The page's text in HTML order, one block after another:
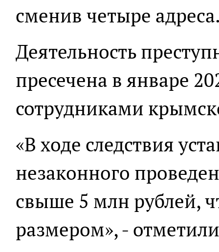
сменив четыре
Деятельность
пресечена в январе
сотрудниками
«В ходе следствия
незаконного
свыше 5 млн рублей,
размером», -